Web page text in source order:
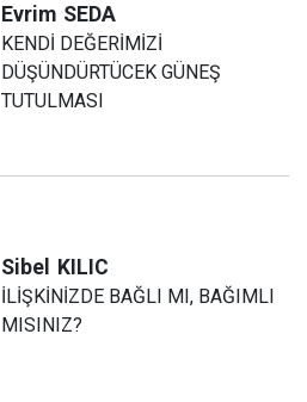
Evrim SEDA
KENDİ DEĞERİMİZİ
DÜŞÜNDÜRTÜCEK GÜNEŞ
TUTULMASI
Sibel KILIC
İLİŞKİNİZDE BAĞLI MI, BAĞIMLI
MISINIZ?